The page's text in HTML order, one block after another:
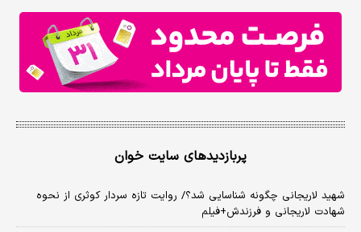
پربازدیدهای سایت خوان
شهید لاریجانی چگونه شناسایی شد؟/ روایت تازه سردار کوثری از نحوه
شهادت لاریجانی و فرزندش+فیلم